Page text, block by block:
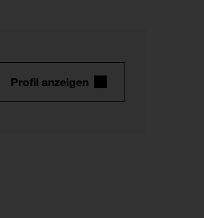
Profil anzeigen